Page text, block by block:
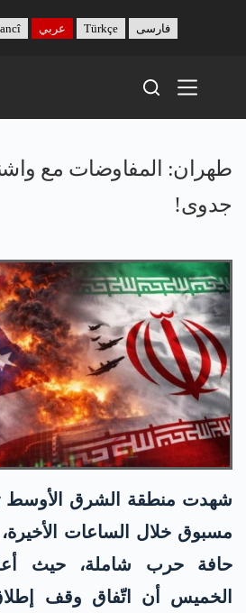
عربي Türkçe فارسی
طهران: المفاوضات مع
جدوى!
شهدت منطقة الشرق الأوسط
مسبوق خلال الساعات
حافة حرب شاملة، حيث
الخميس أن اتّفاق وقف